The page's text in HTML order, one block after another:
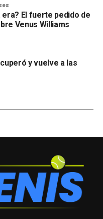
era? El fuerte pedido de
Venus Williams
y vuelve a las